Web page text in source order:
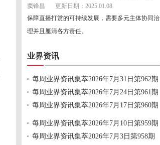
窦锋昌
更新日期：2025.01.08
保障直播打赏的可持续发展，需要多元主体协同治
理并且厘清各方责任。
业界资讯
每周业界资讯集萃2026年7月31日第962期
每周业界资讯集萃2026年7月24日第961期
每周业界资讯集萃2026年7月17日第960期
每周业界资讯集萃2026年7月10日第959期
每周业界资讯集萃2026年7月3日第958期